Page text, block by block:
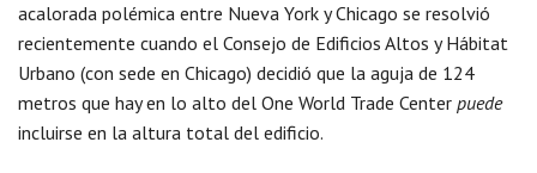
acalorada polémica entre Nueva York y Chicago se resolvió
recientemente cuando el Consejo de Edificios Altos y Hábitat
Urbano (con sede en Chicago) decidió que la aguja de 124
metros que hay en lo alto del One World Trade Center puede
incluirse en la altura total del edificio.